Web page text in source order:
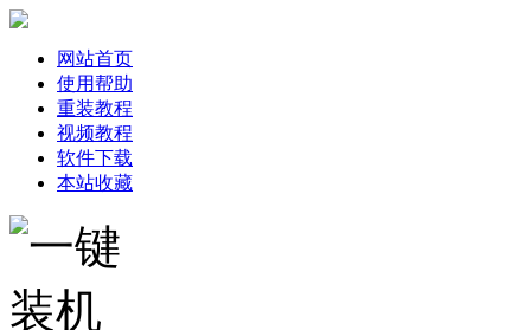
网站首页
使用帮助
重装教程
视频教程
软件下载
本站收藏